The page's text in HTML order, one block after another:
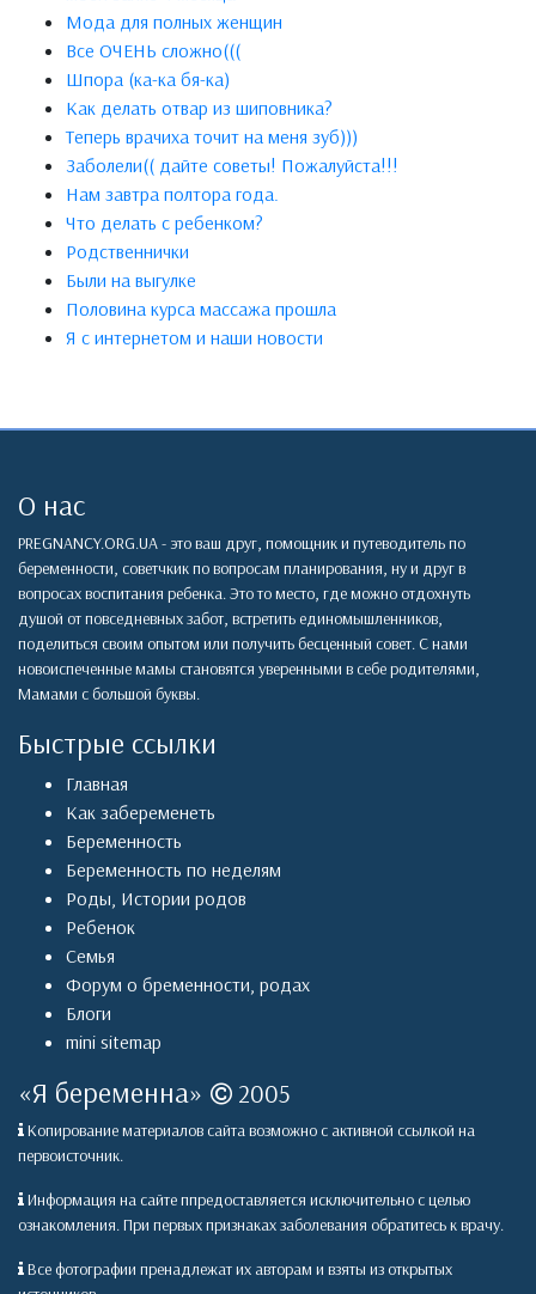
Мода для полных женщин
Все ОЧЕНЬ сложно(((
Шпора (ка-ка бя-ка)
Как делать отвар из шиповника?
Теперь врачиха точит на меня зуб)))
Заболели(( дайте советы! Пожалуйста!!!
Нам завтра полтора года.
Что делать с ребенком?
Родственнички
Были на выгулке
Половина курса массажа прошла
Я с интернетом и наши новости
О нас
PREGNANCY.ORG.UA - это ваш друг, помощник и путеводитель по
беременности, советчкик по вопросам планирования, ну и друг в
вопросах воспитания ребенка. Это то место, где можно отдохнуть
душой от повседневных забот, встретить единомышленников,
поделиться своим опытом или получить бесценный совет. С нами
новоиспеченные мамы становятся уверенными в себе родителями,
Мамами с большой буквы.
Быстрые ссылки
Главная
Как забеременеть
Беременность
Беременность по неделям
Роды, Истории родов
Ребенок
Семья
Форум о бременности, родах
Блоги
mini sitemap
«Я беременна» 2005
Копирование материалов сайта возможно с активной ссылкой на
первоисточник.
Информация на сайте ппредоставляется исключительно с целью
ознакомления. При первых признаках заболевания обратитесь к врачу.
Все фотографии пренадлежат их авторам и взяты из открытых